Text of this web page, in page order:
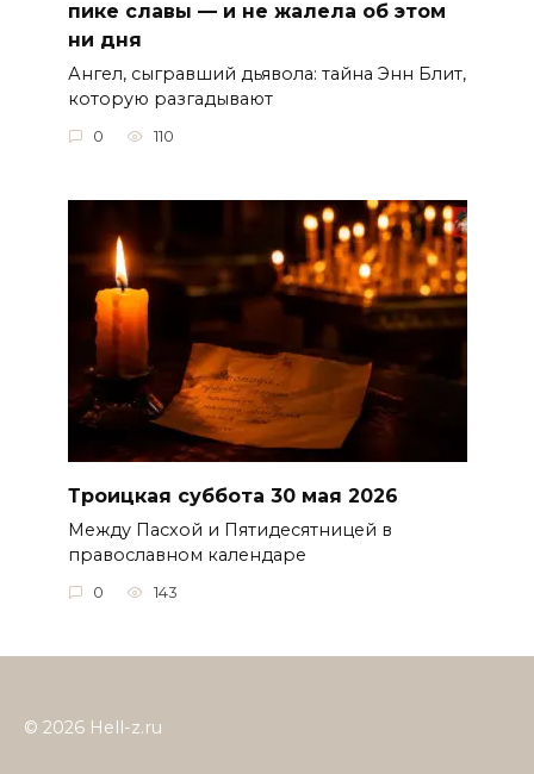
пике славы — и не жалела об этом
ни дня
Ангел, сыгравший дьявола: тайна Энн Блит,
которую разгадывают
0 110
Троицкая суббота 30 мая 2026
Между Пасхой и Пятидесятницей в
православном календаре
0 143
© 2026 Hell-z.ru